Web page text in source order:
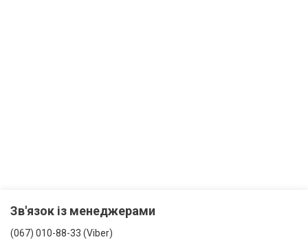
Зв'язок із менеджерами
(067) 010-88-33 (Viber)